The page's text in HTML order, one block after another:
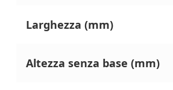
Larghezza (mm)
Altezza senza base (mm)